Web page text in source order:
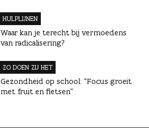
HULPLIJNEN
Waar kan je terecht bij vermoedens
van radicalisering?
ZO DOEN ZIJ HET
Gezondheid op school: “Focus groeit
met fruit en fietsen”